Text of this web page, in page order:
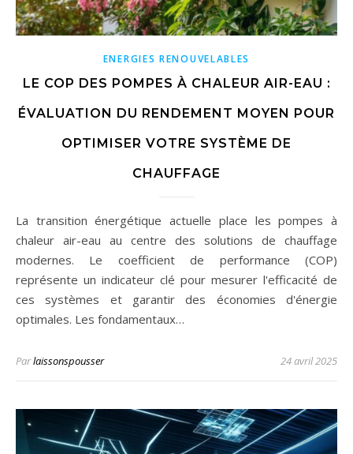
ENERGIES RENOUVELABLES
LE COP DES POMPES À CHALEUR AIR-EAU :
ÉVALUATION DU RENDEMENT MOYEN POUR
OPTIMISER VOTRE SYSTÈME DE
CHAUFFAGE
La transition énergétique actuelle place les pompes à
chaleur air-eau au centre des solutions de chauffage
modernes. Le coefficient de performance (COP)
représente un indicateur clé pour mesurer l'efficacité de
ces systèmes et garantir des économies d'énergie
optimales. Les fondamentaux…
Parlaissonspousser 24 avril 2025